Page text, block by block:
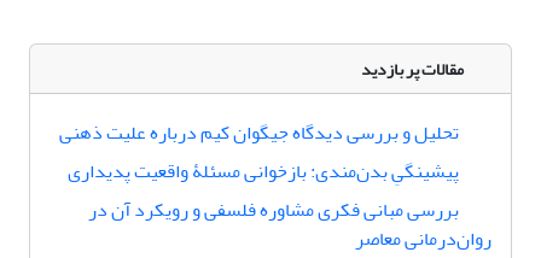
مقالات پر بازدید
تحلیل و بررسی دیدگاه جیگوان کیم درباره علیت ذهنی
پیشینگیِ بدن‌مندی: بازخوانی مسئلۀ واقعیت پدیداری
بررسی مبانی فکری مشاوره فلسفی و رویکرد آن در
روان‌درمانی معاصر